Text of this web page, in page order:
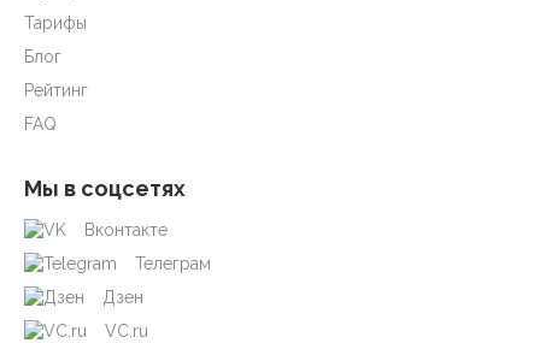
Тарифы
Блог
Рейтинг
FAQ
Мы в соцсетях
Вконтакте
Телеграм
Дзен
VC.ru